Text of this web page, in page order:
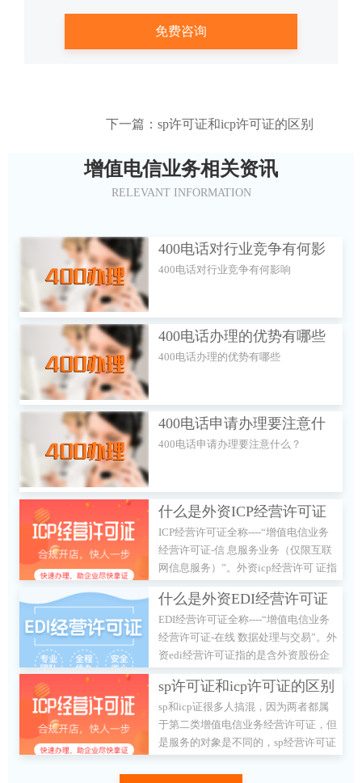
下一篇：sp许可证和icp许可证的区别
增值电信业务相关资讯
RELEVANT INFORMATION
400电话对行业竞争有何影
响
400电话对行业竞争有何影响
400电话办理的优势有哪些
400电话办理的优势有哪些
400电话申请办理要注意什
么？
400电话申请办理要注意什么？
什么是外资ICP经营许可证
ICP经营许可证全称----“增值电信业务
经营许可证-信 息服务业务（仅限互联
网信息服务）”。外资icp经营许可 证指
的是含外资股份企业在我国展开互联网
信息服务业务所 需办理的经营资质。
什么是外资EDI经营许可证
EDI经营许可证全称----“增值电信业务
经营许可证-在线 数据处理与交易”。外
资edi经营许可证指的是含外资股份企
业在我国展开互联网信息服务业务所需
办理的经营资质。
sp许可证和icp许可证的区别
sp和icp证很多人搞混，因为两者都属
于第二类增值电信业务经营许可证，但
是服务的对象是不同的，sp经营许可证
联网信息服务资质。sp证与icp证的区